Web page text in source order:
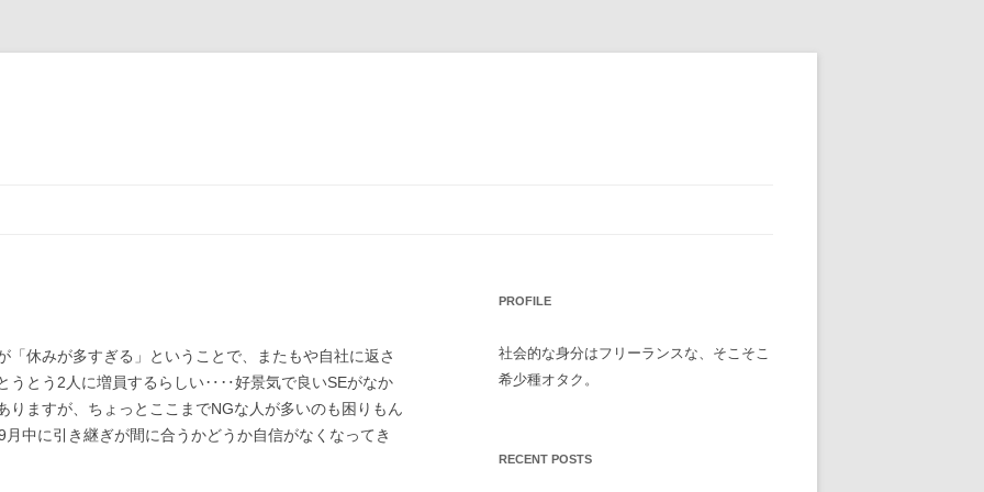
休みが多すぎる」ということで、またもや自社に返さ
うとう2人に増員するらしい‥‥好景気で良いSEがなか
りますが、ちょっとここまでNGな人が多いのも困りもん
中に引き継ぎが間に合うかどうか自信がなくなってき
PROFILE
社会的な身分はフリーランスな、そこそこ
希少種オタク。
RECENT POSTS